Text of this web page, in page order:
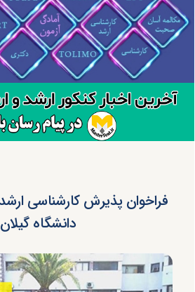
دانشگاه گیلان